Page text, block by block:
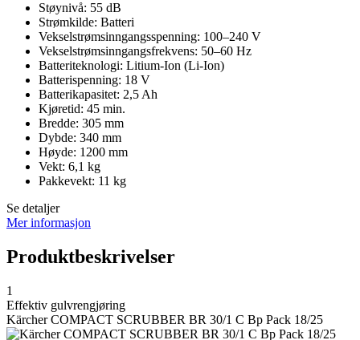
Støynivå: 55 dB
Strømkilde: Batteri
Vekselstrømsinngangsspenning: 100–240 V
Vekselstrømsinngangsfrekvens: 50–60 Hz
Batteriteknologi: Litium-Ion (Li-Ion)
Batterispenning: 18 V
Batterikapasitet: 2,5 Ah
Kjøretid: 45 min.
Bredde: 305 mm
Dybde: 340 mm
Høyde: 1200 mm
Vekt: 6,1 kg
Pakkevekt: 11 kg
Se detaljer
Mer informasjon
Produktbeskrivelser
1
Effektiv gulvrengjøring
Kärcher COMPACT SCRUBBER BR 30/1 C Bp Pack 18/25